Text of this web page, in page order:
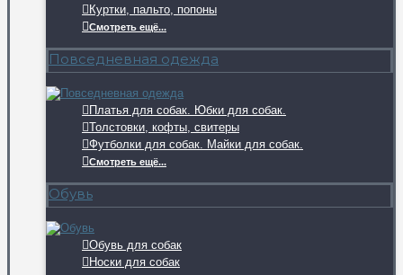
Куртки, пальто, попоны
Смотреть ещё...
Повседневная одежда
Платья для собак. Юбки для собак.
Толстовки, кофты, свитеры
Футболки для собак. Майки для собак.
Смотреть ещё...
Обувь
Обувь для собак
Носки для собак